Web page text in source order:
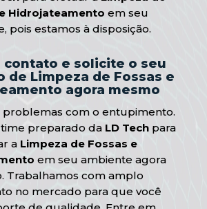
Hidrojateamento em seu
pois estamos à disposição.
contato e solicite o seu
de Limpeza de Fossas e
agora mesmo
problemas com o entupimento.
preparado da LD Techpara
a Limpeza de Fossas e
em seu ambiente agora
Trabalhamos com amplo
no mercado para que você